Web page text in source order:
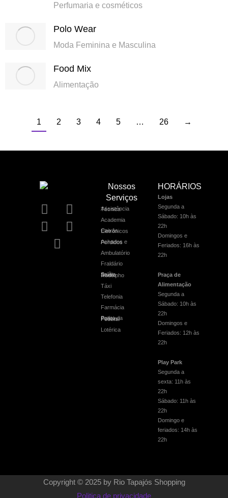
Perfumaria e cosméticos
Polo Wear
Moda Feminina e Masculina
Food Mix
Alimentação
1 2 3 4 5 … 26 →
Nossos
Serviços
Assistência Técnica
Academia
Caixas Eletrônicos
Achados e Perdidos
Ambulatório
Fraldário
Salão Studio Rodolpho
Táxi
Telefonia
Farmácia
Posto da Polícia Federal
Lotérica
HORÁRIOS
Lojas
Segunda a
Sábado: 10h às
22h
Domingos e
Feriados: 16h às
22h
Praça de
Alimentação
Segunda a
Sábado: 10h às
22h
Domingos e
Feriados: 12h às
22h
Play Park
Segunda a
sexta: 11h às
22h
Sábado: 11h às
22h
Domingo e
feriados: 14h às
22h
Copyright © 2025 by Rio Tapajós Shopping
Politica de privacidade